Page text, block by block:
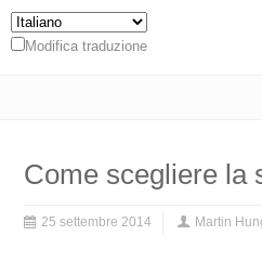
Modifica traduzione
Come scegliere la
25 settembre 2014 Martin